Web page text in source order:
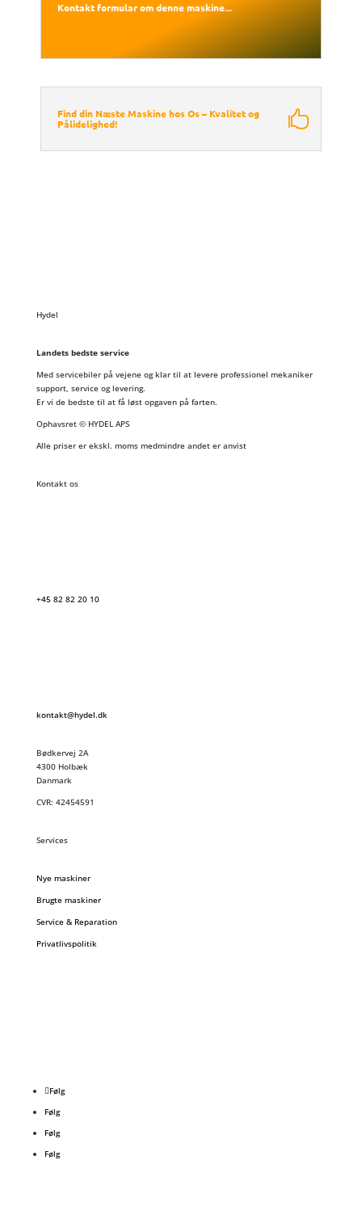
Kontakt formular om denne maskine...
Find din Næste Maskine hos Os – Kvalitet og
Pålidelighed!
Hydel
Landets bedste service
Med servicebiler på vejene og klar til at levere professionel mekaniker
support, service og levering.
Er vi de bedste til at få løst opgaven på farten.
Ophavsret © HYDEL APS
Alle priser er ekskl. moms medmindre andet er anvist
Kontakt os
+45 82 82 20 10
kontakt@hydel.dk
Bødkervej 2A
4300 Holbæk
Danmark
CVR: 42454591
Services
Nye maskiner
Brugte maskiner
Service & Reparation
Privatlivspolitik
Følg
Følg
Følg
Følg